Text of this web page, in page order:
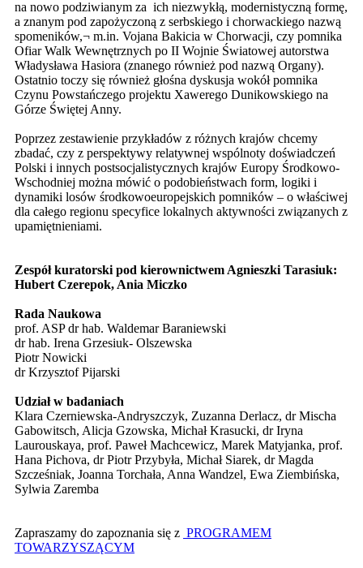
na nowo podziwianym za ich niezwykłą, modernistyczną formę,
a znanym pod zapożyczoną z serbskiego i chorwackiego nazwą
spomeników,¬ m.in. Vojana Bakicia w Chorwacji, czy pomnika
Ofiar Walk Wewnętrznych po II Wojnie Światowej autorstwa
Władysława Hasiora (znanego również pod nazwą Organy).
Ostatnio toczy się również głośna dyskusja wokół pomnika
Czynu Powstańczego projektu Xawerego Dunikowskiego na
Górze Świętej Anny.
Poprzez zestawienie przykładów z różnych krajów chcemy
zbadać, czy z perspektywy relatywnej wspólnoty doświadczeń
Polski i innych postsocjalistycznych krajów Europy Środkowo-
Wschodniej można mówić o podobieństwach form, logiki i
dynamiki losów środkowoeuropejskich pomników – o właściwej
dla całego regionu specyfice lokalnych aktywności związanych z
upamiętnieniami.
Zespół kuratorski pod kierownictwem Agnieszki Tarasiuk:
Hubert Czerepok, Ania Miczko
Rada Naukowa
prof. ASP dr hab. Waldemar Baraniewski
dr hab. Irena Grzesiuk- Olszewska
Piotr Nowicki
dr Krzysztof Pijarski
Udział w badaniach
Klara Czerniewska-Andryszczyk, Zuzanna Derlacz, dr Mischa
Gabowitsch, Alicja Gzowska, Michał Krasucki, dr Iryna
Laurouskaya, prof. Paweł Machcewicz, Marek Matyjanka, prof.
Hana Pichova, dr Piotr Przybyła, Michał Siarek, dr Magda
Szcześniak, Joanna Torchała, Anna Wandzel, Ewa Ziembińska,
Sylwia Zaremba
Zapraszamy do zapoznania się z PROGRAMEM
TOWARZYSZĄCYM